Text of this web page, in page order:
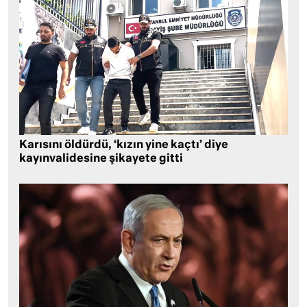
Karısını öldürdü, ‘kızın yine kaçtı’ diye
kayınvalidesine şikayete gitti